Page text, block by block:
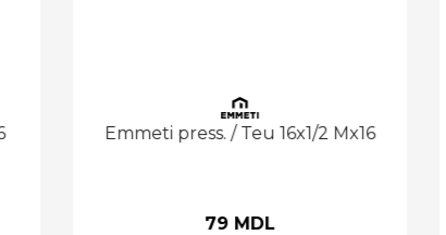
Emmeti press. / Teu 16x1/2 Mx16
79 MDL